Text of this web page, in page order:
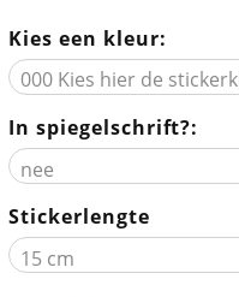
Kies een kleur:
In spiegelschrift?:
Stickerlengte